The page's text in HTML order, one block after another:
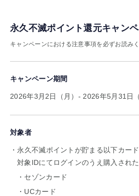
永久不滅ポイント還元キャン
キャンペーンにおける注意事項を必ずお読みく
キャンペーン期間
2026年3月2日（月）- 2026年5月31日（
対象者
永久不滅ポイントが貯まる以下カー
対象IDにてログインのうえ購入され
セゾンカード
UCカード